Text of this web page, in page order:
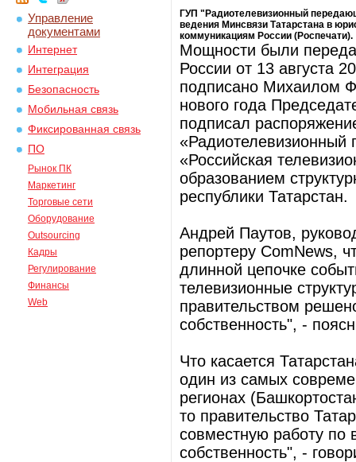
Управление
документами
Интернет
Интеграция
Безопасность
Мобильная связь
Фиксированная связь
ПО
Рынок ПК
Маркетинг
Торговые сети
Оборудование
Outsourcing
Кадры
Регулирование
Финансы
Web
ГУП "Радиотелевизионный
ведения Минсвязи Татарстана в
коммуникациям России (Роспечати).
Мощности были
России от 13 августа
подписано Михаилом
нового года
подписал
«Радиотелевизионный
«Российская
образованием
республики Татарстан.
Андрей Паутов,
репортеру ComNews,
длинной цепочке
телевизионные
правительством
собственность", -
Что касается
один из самых
регионах
то правительство
совместную работу
собственность", -